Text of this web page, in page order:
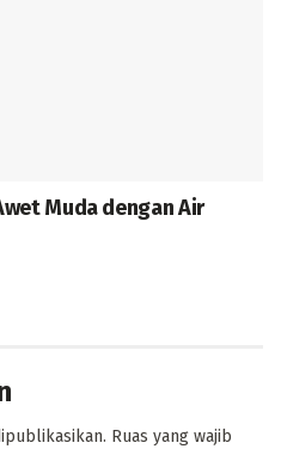
Muda dengan Air
Ruas yang wajib